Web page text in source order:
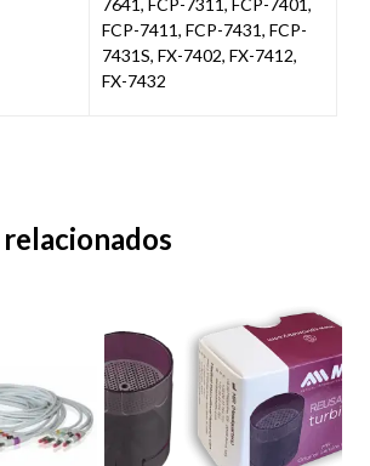
FCP-7411, FCP-7431, FCP-
7431S, FX-7402, FX-7412,
FX-7432